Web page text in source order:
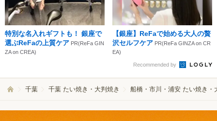
特別な名入れギフトも！ 銀座で
選ぶReFaの上質ケア PR(ReFa GIN
ZA on CREA)
【銀座】ReFaで始める大人の贅
沢セルフケア PR(ReFa GINZA on CR
EA)
Recommended by
千葉 千葉 たい焼き・大判焼き 船橋・市川・浦安 たい焼き・